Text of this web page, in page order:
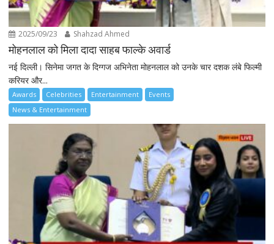
2025/09/23 Shahzad Ahmed
मोहनलाल को मिला दादा साहब फाल्के अवार्ड
नई दिल्ली। सिनेमा जगत के दिग्गज अभिनेता मोहनलाल को उनके चार दशक लंबे फिल्मी
करियर और...
Awards Celebrities Entertainment
Events
News & Entertainment